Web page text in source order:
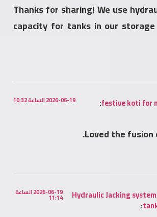
Thanks for sharing! We use
capacity for tanks in our
festive koti
: 2026-06-19 الساعة 10:32
Loved the
Hydraulic Jacking
:
2026-06-19 الساعة
11:14